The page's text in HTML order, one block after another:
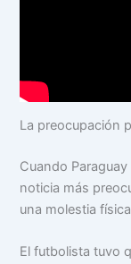
La preocupación
Cuando
noticia más
una molestia
El futbolista tuvo